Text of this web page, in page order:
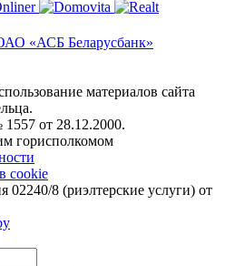
материалов сайта
от 28.12.2000.
горисполкомом
cookie
8 (риэлтерские услуги) от